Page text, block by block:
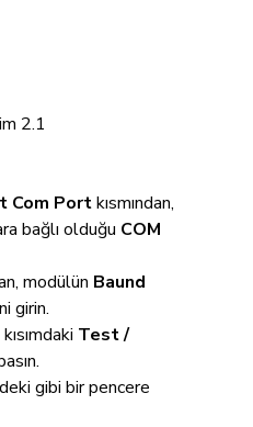
2.1
Com Port kısmından,
bağlı olduğu COM
modülün Baund
girin.
Test /
gibi bir pencere